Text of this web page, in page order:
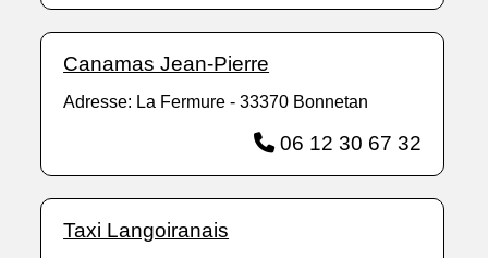
Canamas Jean-Pierre
Adresse: La Fermure - 33370 Bonnetan
06 12 30 67 32
Taxi Langoiranais